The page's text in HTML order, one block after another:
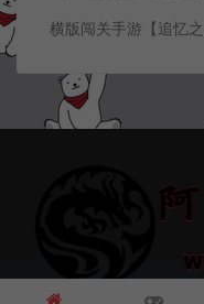
© 2021~2026 阿泽源码网